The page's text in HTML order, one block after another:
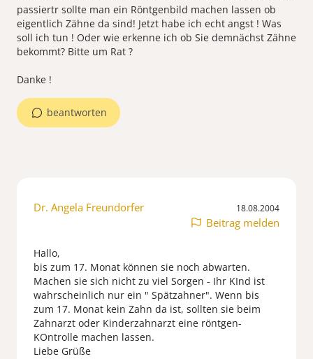
passiertr sollte man ein Röntgenbild machen lassen ob
eigentlich Zähne da sind! Jetzt habe ich echt angst ! Was
soll ich tun ! Oder wie erkenne ich ob Sie demnächst Zähne
bekommt? Bitte um Rat ?
beantworten
Dr. Angela Freundorfer 18.08.2004
Beitrag melden
Hallo,
bis zum 17. Monat können sie noch abwarten.
Machen sie sich nicht zu viel Sorgen - Ihr KInd ist
wahrscheinlich nur ein " Spätzahner". Wenn bis
zum 17. Monat kein Zahn da ist, sollten sie beim
Zahnarzt oder Kinderzahnarzt eine röntgen-
KOntrolle machen lassen.
Liebe Grüße